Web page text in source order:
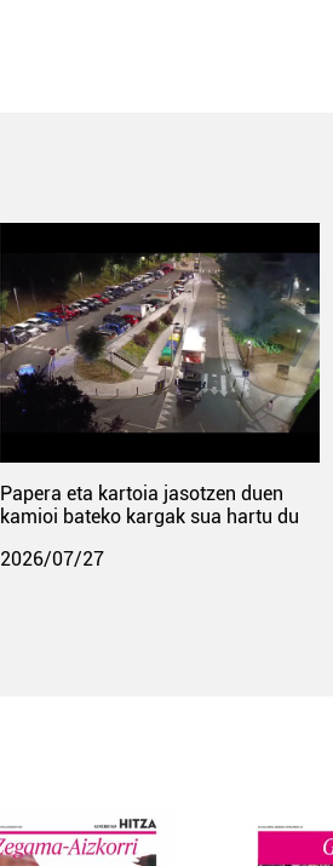
Papera eta kartoia jasotzen duen
kamioi bateko kargak sua hartu du
2026/07/27